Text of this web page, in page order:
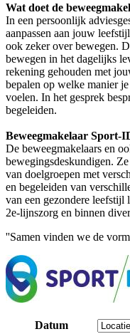
Wat doet de
In een persoonlijk
aanpassen aan jouw
ook zeker over bewegen.
bewegen in het dagelijks
rekening gehouden met
bepalen op welke manier
voelen. In het gesprek
begeleiden.
Beweegmakelaar Sport-
De beweegmakelaars en
bewegingsdeskundigen.
van doelgroepen met
en begeleiden van
van een gezondere
2e-lijnszorg en binnen
''Samen vinden we de
Datum